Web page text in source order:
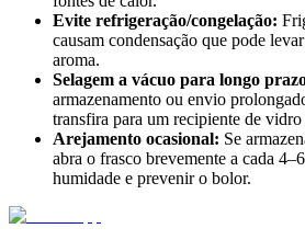
Evite refrigeração/congelação:
causam condensação que pode
aroma.
Selagem a vácuo para longo
armazenamento ou envio
transfira para um recipiente de
Arejamento ocasional: Se
abra o frasco brevemente a cada
humidade e prevenir o bolor.